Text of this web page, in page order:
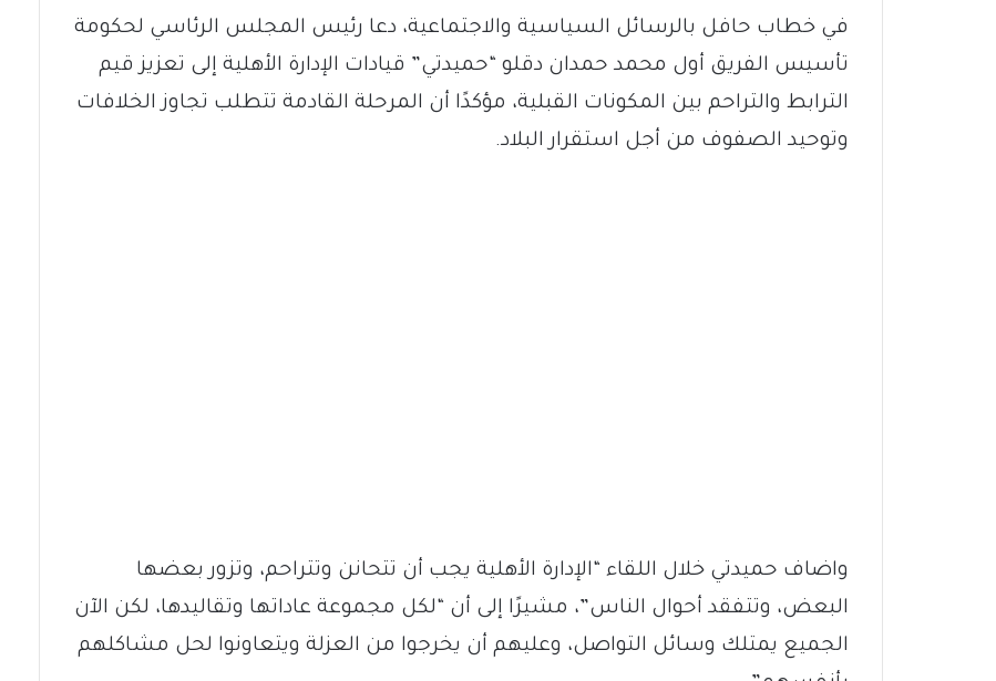
في خطاب حافل بالرسائل السياسية والاجتماعية، دعا رئيس المجلس الرئاسي لحكومة
تأسيس الفريق أول محمد حمدان دقلو “حميدتي” قيادات الإدارة الأهلية إلى تعزيز قيم
الترابط والتراحم بين المكونات القبلية، مؤكدًا أن المرحلة القادمة تتطلب تجاوز الخلافات
وتوحيد الصفوف من أجل استقرار البلاد.
واضاف حميدتي خلال اللقاء “الإدارة الأهلية يجب أن تتحانن وتتراحم، وتزور بعضها
البعض، وتتفقد أحوال الناس”، مشيرًا إلى أن “لكل مجموعة عاداتها وتقاليدها، لكن الآن
الجميع يمتلك وسائل التواصل، وعليهم أن يخرجوا من العزلة ويتعاونوا لحل مشاكلهم